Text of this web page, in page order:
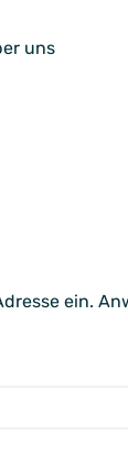
uns
ein.